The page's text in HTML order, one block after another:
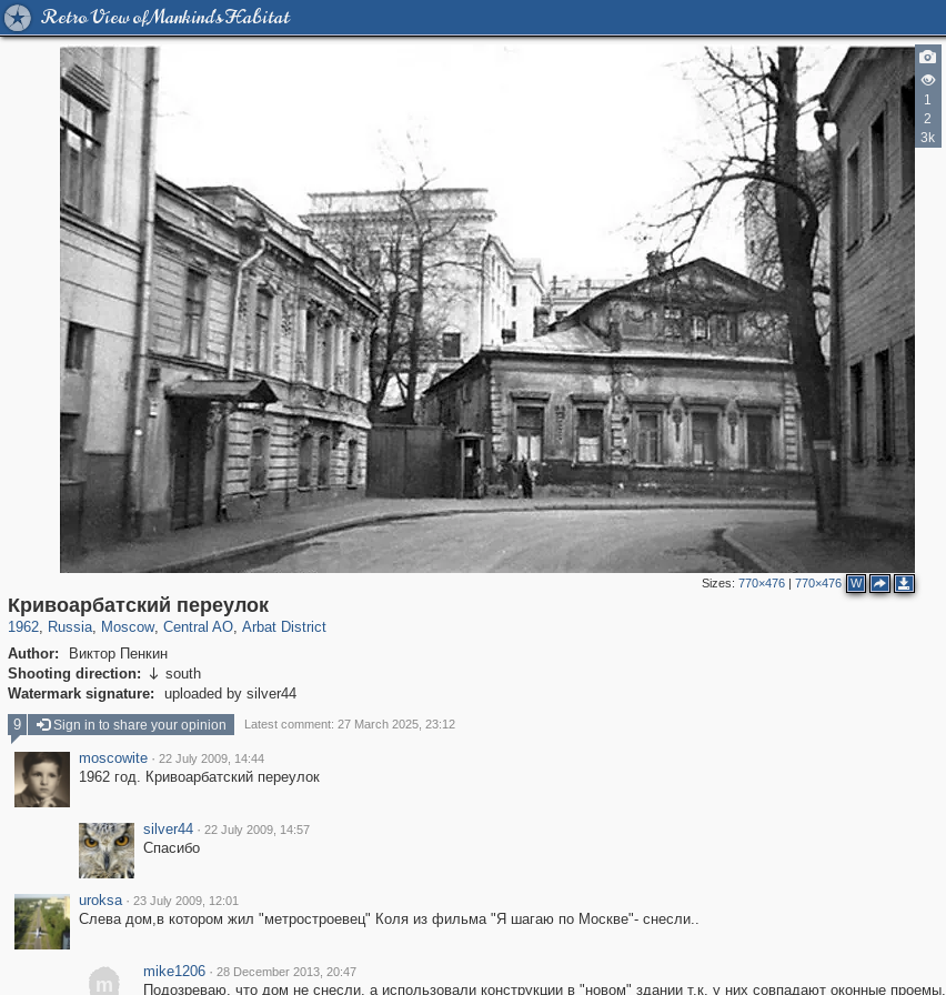
Retro View of Mankind's Habitat
1
2
3k
Sizes: 770×476| 770×476 W
Кривоарбатский переулок
1962, Russia
1,406,849 29,243
, Moscow
319,861 8,286
, Central AO
160,009 5,916
, Arbat District
13,485
Author:
Виктор Пенкин
Shooting direction:  south
Watermark signature:
uploaded by silver44
9 Sign in to share your opinion Latest comment: 27 March 2025, 23:12
moscowite · 22 July 2009, 14:44
1962 год. Кривоарбатский переулок
silver44 · 22 July 2009, 14:57
Спасибо
uroksa · 23 July 2009, 12:01
Слева дом,в котором жил "метростроевец" Коля из фильма "Я шагаю по Москве"- снесли..
m
mike1206 · 28 December 2013, 20:47
Подозреваю, что дом не снесли, а использовали конструкции в "новом" здании т.к. у них совпадают оконные проемы.